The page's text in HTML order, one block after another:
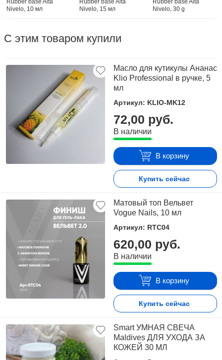
Rubber base Alta
Nivelo, 10 мл
Rubber base Alta
Nivelo, 15 мл
Rubber base Alta
Nivelo, 30 g
С этим товаром купили
Масло для кутикулы Ананас
Klio Professional в ручке, 5
мл
Артикул: KLIO-MK12
72,00 руб.
В наличии
В корзину
Купить сейчас
Матовый топ Вельвет
Vogue Nails, 10 мл
Артикул: RTC04
620,00 руб.
В наличии
В корзину
Купить сейчас
Smart УМНАЯ СВЕЧА
Maldives ДЛЯ УХОДА ЗА
КОЖЕЙ 30 МЛ